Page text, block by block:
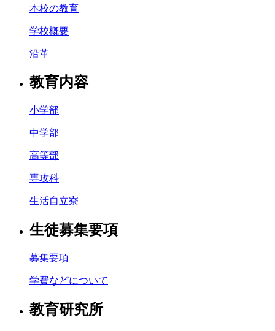
本校の教育
学校概要
沿革
教育内容
小学部
中学部
高等部
専攻科
生活自立寮
生徒募集要項
募集要項
学費などについて
教育研究所